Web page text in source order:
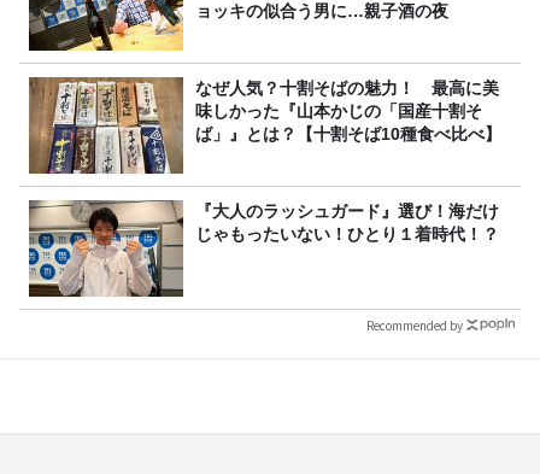
ョッキの似合う男に…親子酒の夜
なぜ人気？十割そばの魅力！ 最高に美
味しかった『山本かじの「国産十割そ
ば」』とは？【十割そば10種食べ比べ】
『大人のラッシュガード』選び！海だけ
じゃもったいない！ひとり１着時代！？
Recommended by